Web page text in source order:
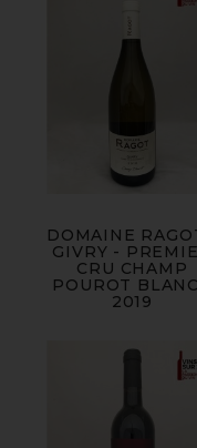
DOMAINE
GIVRY -
CRU CHAMP
POUROT
2019